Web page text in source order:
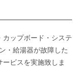
ップボード・システ
・給湯器が故障した
ビスを実施致しま